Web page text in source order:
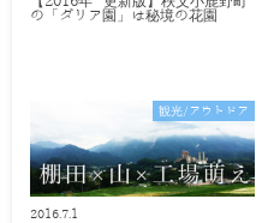
の「ダリア園」は秘境の花園
観光/アウトドア
2016.7.1